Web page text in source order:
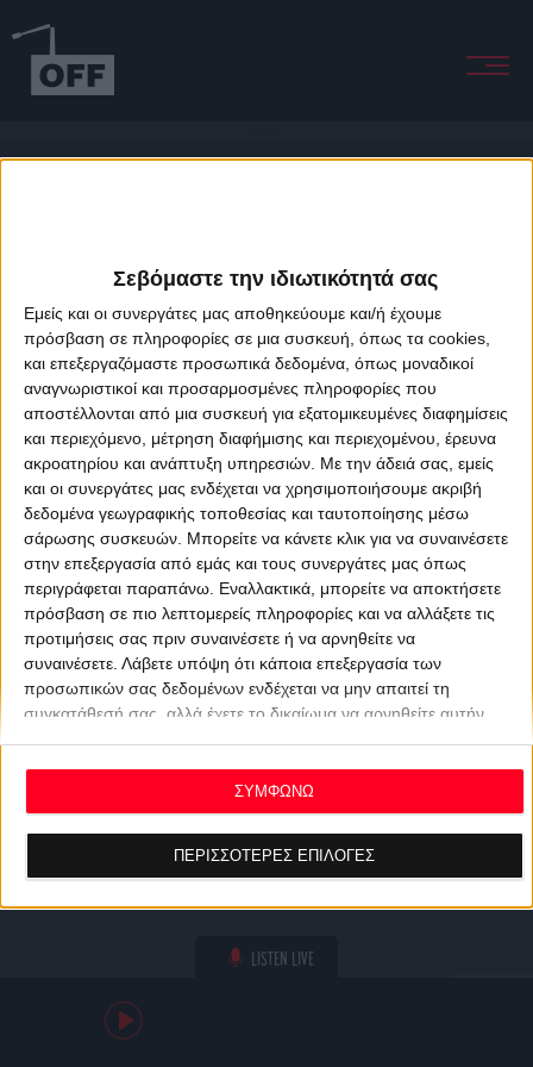
Σεβόμαστε την ιδιωτικότητά σας
Εμείς και οι συνεργάτες μας αποθηκεύουμε και/ή έχουμε
πρόσβαση σε πληροφορίες σε μια συσκευή, όπως τα cookies,
και επεξεργαζόμαστε προσωπικά δεδομένα, όπως μοναδικοί
αναγνωριστικοί και προσαρμοσμένες πληροφορίες που
αποστέλλονται από μια συσκευή για εξατομικευμένες διαφημίσεις
και περιεχόμενο, μέτρηση διαφήμισης και περιεχομένου, έρευνα
ακροατηρίου και ανάπτυξη υπηρεσιών. Με την άδειά σας, εμείς
και οι συνεργάτες μας ενδέχεται να χρησιμοποιήσουμε ακριβή
δεδομένα γεωγραφικής τοποθεσίας και ταυτοποίησης μέσω
σάρωσης συσκευών. Μπορείτε να κάνετε κλικ για να συναινέσετε
στην επεξεργασία από εμάς και τους συνεργάτες μας όπως
περιγράφεται παραπάνω. Εναλλακτικά, μπορείτε να αποκτήσετε
πρόσβαση σε πιο λεπτομερείς πληροφορίες και να αλλάξετε τις
προτιμήσεις σας πριν συναινέσετε ή να αρνηθείτε να
συναινέσετε. Λάβετε υπόψη ότι κάποια επεξεργασία των
προσωπικών σας δεδομένων ενδέχεται να μην απαιτεί τη
συγκατάθεσή σας, αλλά έχετε το δικαίωμα να αρνηθείτε αυτήν
ανακαλέσετε τη συγκατάθεσή σας ανά πάσα στιγμή
επιστρέφοντας σε αυτόν τον ιστότοπο και κάνοντας κλικ στο
κουμπί "Απορρήτου" στο κάτω μέρος της ιστοσελίδας.
ΠΕΡΙΣΣΟΤΕΡΕΣ ΕΠΙΛΟΓΕΣ
ΣΥΜΦΩΝΩ
LISTEN LIVE
About Offradio Business Class Terms & Conditions
Privacy Policy
Designed & developed byporcupine colors&Fotis Alexandrou